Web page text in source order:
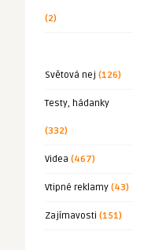
(2)
Světová nej (126)
Testy, hádanky
(332)
Videa (467)
Vtipné reklamy (43)
Zajímavosti (151)